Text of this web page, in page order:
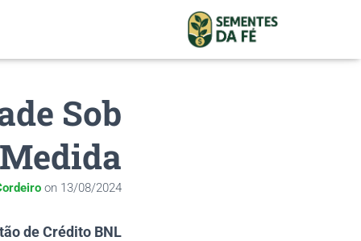
Sob
Medida
on 13/08/2024
de Crédito BNL